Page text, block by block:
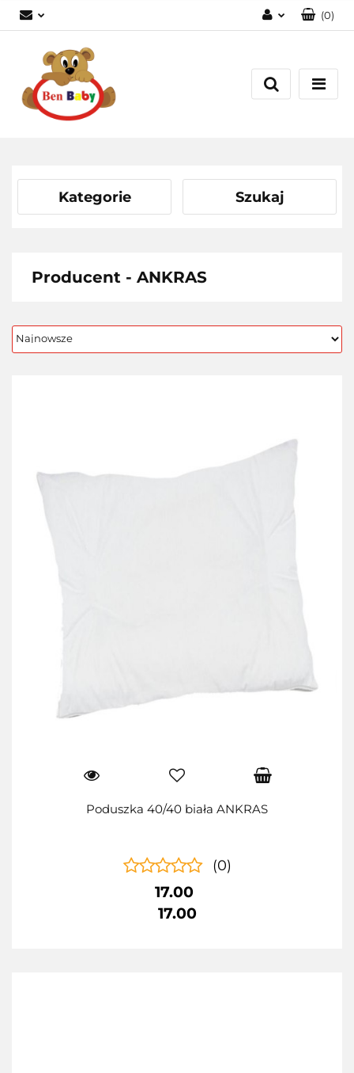
Zarejestruj się
Dodaj zgłoszenie
(0)
Kategorie Szukaj
Producent - ANKRAS
Poduszka 40/40 biała ANKRAS
(0)
17.00
17.00